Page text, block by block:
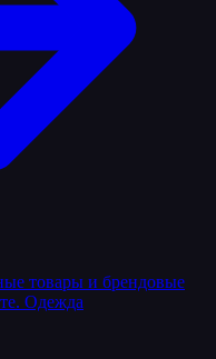
товары и брендовые
Одежда